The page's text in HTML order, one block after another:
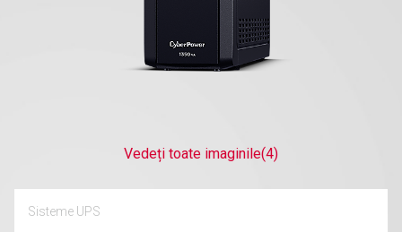
Vedeți toate imaginile(4)
Sisteme UPS